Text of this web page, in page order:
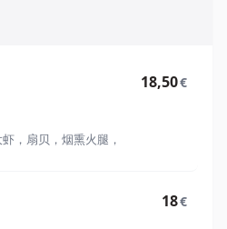
，扇贝，烟熏火腿，
18,50€
18€